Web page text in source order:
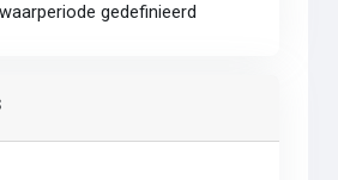
gedefinieerd